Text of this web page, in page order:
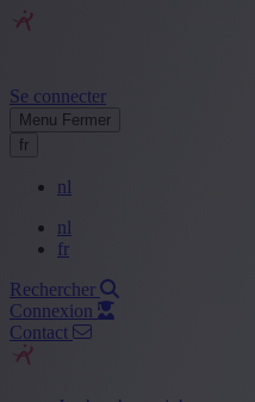
Se connecter
Menu Fermer
fr
nl
nl
fr
Rechercher
Connexion
Contact